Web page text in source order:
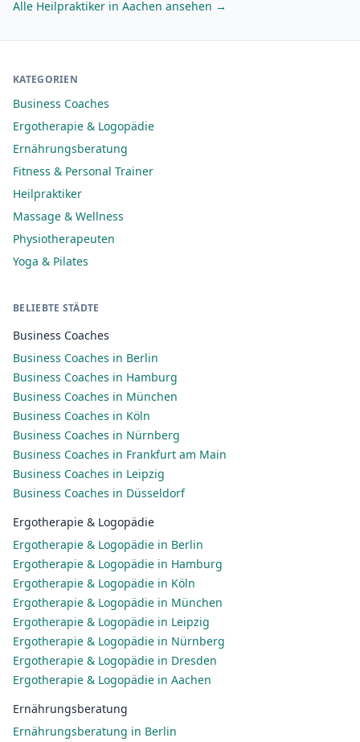
Alle Heilpraktiker in Aachen ansehen →
KATEGORIEN
Business Coaches
Ergotherapie & Logopädie
Ernährungsberatung
Fitness & Personal Trainer
Heilpraktiker
Massage & Wellness
Physiotherapeuten
Yoga & Pilates
BELIEBTE STÄDTE
Business Coaches
Business Coaches in Berlin
Business Coaches in Hamburg
Business Coaches in München
Business Coaches in Köln
Business Coaches in Nürnberg
Business Coaches in Frankfurt am Main
Business Coaches in Leipzig
Business Coaches in Düsseldorf
Ergotherapie & Logopädie
Ergotherapie & Logopädie in Berlin
Ergotherapie & Logopädie in Hamburg
Ergotherapie & Logopädie in Köln
Ergotherapie & Logopädie in München
Ergotherapie & Logopädie in Leipzig
Ergotherapie & Logopädie in Nürnberg
Ergotherapie & Logopädie in Dresden
Ergotherapie & Logopädie in Aachen
Ernährungsberatung
Ernährungsberatung in Berlin